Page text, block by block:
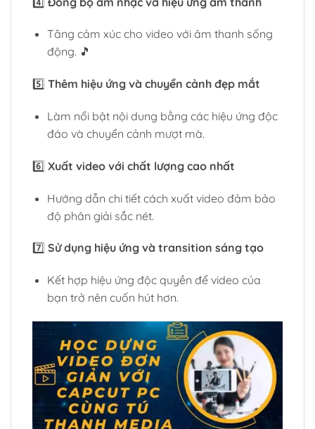
Tăng cảm xúc cho video với âm thanh sống
động. 🎵
5️⃣ Thêm hiệu ứng và chuyển cảnh đẹp mắt
Làm nổi bật nội dung bằng các hiệu ứng độc
đáo và chuyển cảnh mượt mà.
6️⃣ Xuất video với chất lượng cao nhất
Hướng dẫn chi tiết cách xuất video đảm bảo
độ phân giải sắc nét.
7️⃣ Sử dụng hiệu ứng và transition sáng tạo
Kết hợp hiệu ứng độc quyền để video của
bạn trở nên cuốn hút hơn.